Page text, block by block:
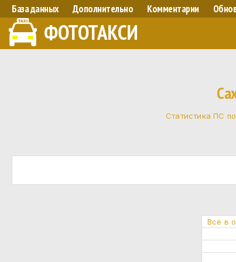
База данных Дополнительно Комментарии
ФОТОТАКСИ
Статистика ПС
Всё в